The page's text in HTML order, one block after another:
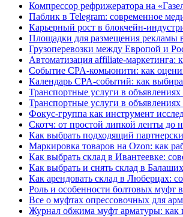
Компрессор рефрижератора на
Паблик в Telegram: современное
Карьерный рост в блокчейн-
Площадки для размещения рекламы
Грузоперевозки между Европой и
Автоматизация affiliate-маркетинга:
Событие CPA-комьюнити: как
Календарь CPA-событий: как
Транспортные услуги в
Транспортные услуги в
Фокус-группа как инструмент
Скотч: от простой липкой ленты до
Как выбрать подходящий
Маркировка товаров на Ozon: как
Как выбрать склад в Ивантеевке:
Как выбрать и снять склад в
Как арендовать склад в Люберцах:
Роль и особенности болтовых муфт
Все о муфтах опрессовочных для
Журнал обжима муфт арматуры: как